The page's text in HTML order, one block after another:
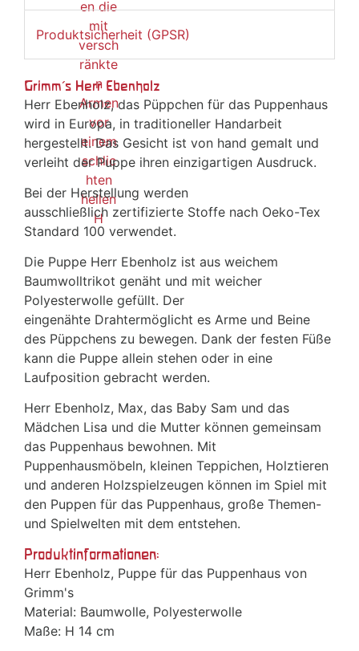
Produktsicherheit (GPSR)
Grimm's Herr Ebenholz
Herr Ebenholz, das Püppchen für das Puppenhaus
wird in Europa, in traditioneller Handarbeit
hergestellt. Das Gesicht ist von hand gemalt und
verleiht der Puppe ihren einzigartigen Ausdruck.
Bei der Herstellung werden
ausschließlich zertifizierte Stoffe nach Oeko-Tex
Standard 100 verwendet.
Die Puppe Herr Ebenholz ist aus weichem
Baumwolltrikot genäht und mit weicher
Polyesterwolle gefüllt. Der
eingenähte Drahtermöglicht es Arme und Beine
des Püppchens zu bewegen. Dank der festen Füße
kann die Puppe allein stehen oder in eine
Laufposition gebracht werden.
Herr Ebenholz, Max, das Baby Sam und das
Mädchen Lisa und die Mutter können gemeinsam
das Puppenhaus bewohnen. Mit
Puppenhausmöbeln, kleinen Teppichen, Holztieren
und anderen Holzspielzeugen können im Spiel mit
den Puppen für das Puppenhaus, große Themen-
und Spielwelten mit dem entstehen.
Produktinformationen:
Herr Ebenholz, Puppe für das Puppenhaus von
Grimm's
Material: Baumwolle, Polyesterwolle
Maße: H 14 cm